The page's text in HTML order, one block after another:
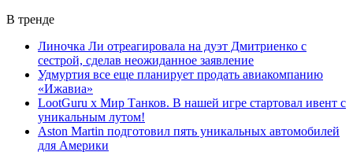
В тренде
Линочка Ли отреагировала на дуэт Дмитриенко с
сестрой, сделав неожиданное заявление
Удмуртия все еще планирует продать авиакомпанию
«Ижавиа»
LootGuru x Мир Танков. В нашей игре стартовал ивент с
уникальным лутом!
Aston Martin подготовил пять уникальных автомобилей
для Америки